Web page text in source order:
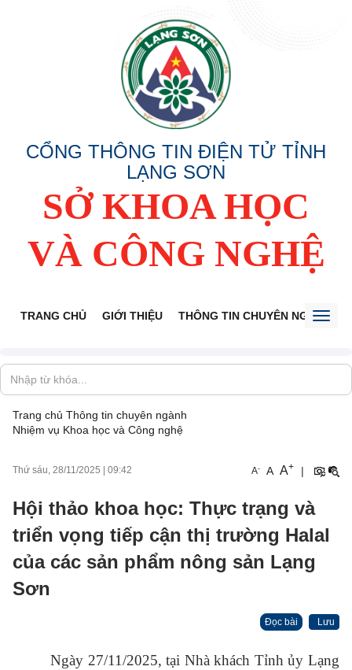
CỔNG THÔNG TIN ĐIỆN TỬ TỈNH
LẠNG SƠN
SỞ KHOA HỌC
VÀ CÔNG NGHỆ
TRANG CHỦ GIỚI THIỆU THÔNG TIN CHUYÊN NGÀNH
Trang chủ Thông tin chuyên ngành
Nhiệm vụ Khoa học và Công nghệ
Thứ sáu, 28/11/2025 09:42 A- A A+ |
Hội thảo khoa học: Thực trạng và
triển vọng tiếp cận thị trường Halal
của các sản phẩm nông sản Lạng
Sơn
Đọc bài Lưu
Ngày 27/11/2025, tại Nhà khách Tỉnh ủy Lạng